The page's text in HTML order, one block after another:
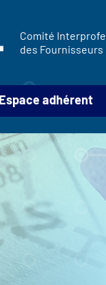
Comité
des
Espace adhérent